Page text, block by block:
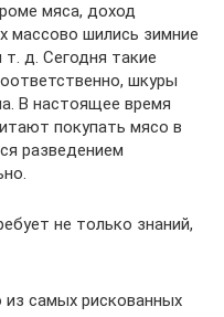
мяса, доход
массово шились зимние
д. Сегодня такие
шкуры
В настоящее время
покупать мясо в
разведением
не только знаний,
самых рискованных